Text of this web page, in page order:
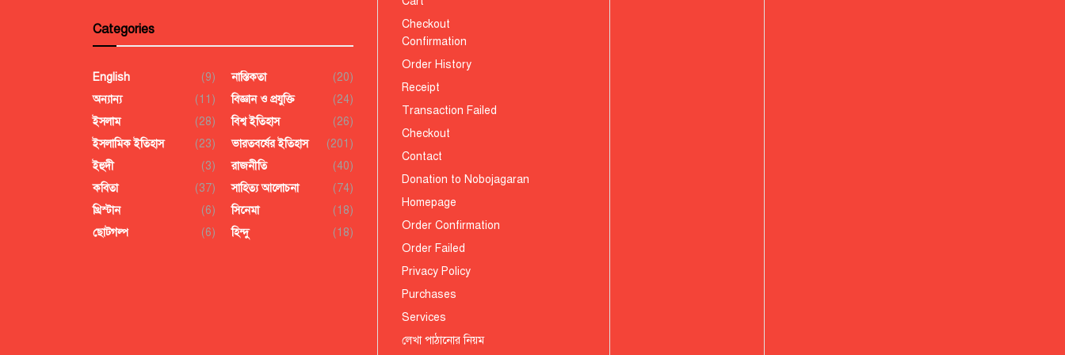
Categories
English
(9)
অন্যান্য
(11)
ইসলাম
(28)
ইসলামিক ইতিহাস
(23)
ইহুদী
(3)
কবিতা
(37)
খ্রিস্টান
(6)
ছোটগল্প
(6)
নাস্তিকতা
(20)
বিজ্ঞান ও প্রযুক্তি
(24)
বিশ্ব ইতিহাস
(26)
ভারতবর্ষের ইতিহাস
(201)
রাজনীতি
(40)
সাহিত্য আলোচনা
(74)
সিনেমা
(18)
হিন্দু
(18)
Checkout
Confirmation
Order History
Receipt
Transaction Failed
Checkout
Contact
Donation to Nobojagaran
Homepage
Order Confirmation
Order Failed
Privacy Policy
Purchases
Services
লেখা পাঠানোর নিয়ম